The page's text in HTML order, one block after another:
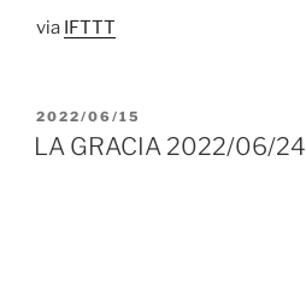
via IFTTT
PUBLICADO
EL
2022/06/15
LA GRACIA 2022/06/24